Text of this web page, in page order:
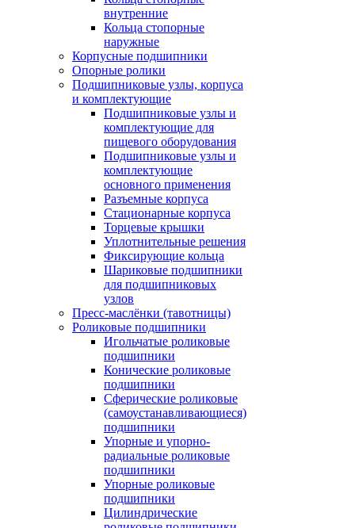
внутренние
Кольца стопорные
наружные
Корпусные подшипники
Опорные ролики
Подшипниковые узлы, корпуса
и комплектующие
Подшипниковые узлы и
комплектующие для
пищевого оборудования
Подшипниковые узлы и
комплектующие
основного применения
Разъемные корпуса
Стационарные корпуса
Торцевые крышки
Уплотнительные решения
Фиксирующие кольца
Шариковые подшипники
для подшипниковых
узлов
Пресс-маслёнки (тавотницы)
Роликовые подшипники
Игольчатые роликовые
подшипники
Конические роликовые
подшипники
Сферические роликовые
(самоустанавливающиеся)
подшипники
Упорные и упорно-
радиальные роликовые
подшипники
Упорные роликовые
подшипники
Цилиндрические